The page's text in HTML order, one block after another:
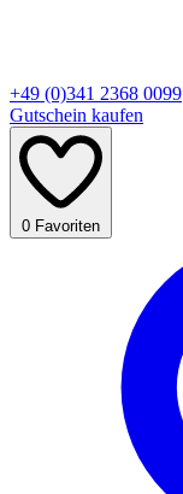
+49 (0)341 2368 0099
Gutschein kaufen
0 Favoriten